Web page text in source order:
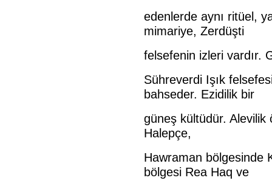
edenlerde aynı ritüel,
mimariye, Zerdüşti
felsefenin izleri vardır.
Sühreverdi Işık
bahseder. Ezidilik bir
güneş kültüdür. Alevilik
Halepçe,
Hawraman bölgesinde
bölgesi Rea Haq ve